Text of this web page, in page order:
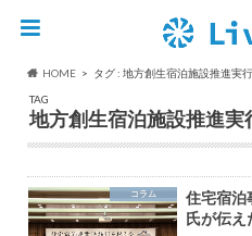
HOME
タグ : 地方創生宿泊施設推進実
TAG
地方創生宿泊施設推進実
コラム
住宅宿泊
氏が伝え